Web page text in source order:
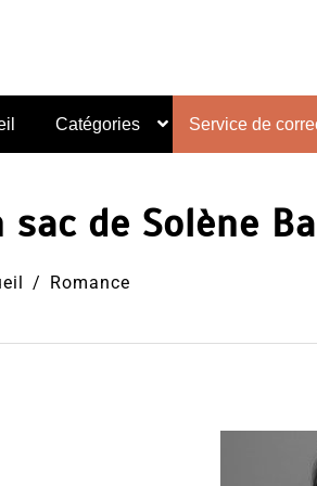
Catégories Service de
sac de Solène
Romance